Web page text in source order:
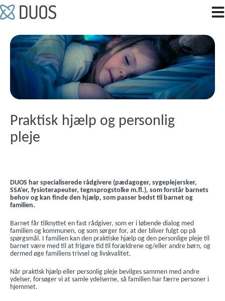
Hop
til
Praktisk hjælp og personlig
pleje
DUOS har specialiserede rådgivere (pædagoger, sygeplejersker,
SSA’er, fysioterapeuter, tegnsprogstolke m.fl.), som forstår barnets
behov og kan finde den hjælp, som passer bedst til barnet og
familien.
Barnet får tilknyttet en fast rådgiver, som er i løbende dialog med
familien og kommunen, og som sørger for, at der bliver fulgt op på
spørgsmål. I familien kan den praktiske hjælp og den personlige pleje til
barnet være med til at frigøre tid til forældrene og/eller andre børn, og
dermed øge familiens trivsel og livskvalitet.
Når praktisk hjælp eller personlig pleje bevilges sammen med andre
ydelser, forsøger vi at samle ydelserne, så familien har færre personer i
hjemmet.